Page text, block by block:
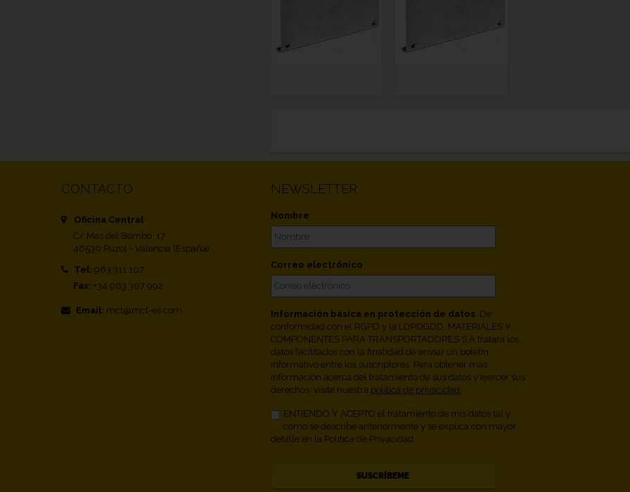
CONTACTO
Oficina Central
C/ Mas del Bombo, 17
46530 Puzol - Valencia (España)
Tel: 963 311 107
Fax: +34 963 307 992
Email: mct@mct-es.com
NEWSLETTER
Nombre
Correo electrónico
Información básica en protección de datos . De
conformidad con el RGPD y la LOPDGDD, MATERIALES Y
COMPONENTES PARA TRANSPORTADORES S.A tratará los
datos facilitados con la finalidad de enviar un boletín
informativo entre los suscriptores. Para obtener más
información acerca del tratamiento de sus datos y ejercer sus
derechos, visite nuestra política de privacidad.
ENTIENDO Y ACEPTO el tratamiento de mis datos tal y
como se describe anteriormente y se explica con mayor
detalle en la Política de Privacidad.